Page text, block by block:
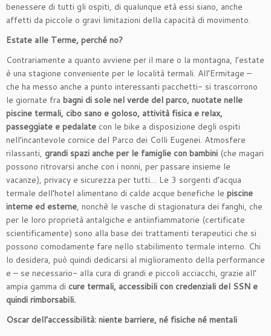
benessere di tutti gli ospiti, di qualunque età essi siano, anche
affetti da piccole o gravi limitazioni della capacità di movimento.
Estate alle Terme, perché no?
Contrariamente a quanto avviene per il mare o la montagna, l’estate
è una stagione conveniente per le località termali. All’Ermitage –
che ha messo anche a punto interessanti pacchetti- si trascorrono
le giornate fra bagni di sole nel verde del parco, nuotate nelle
piscine termali, cibo sano e goloso, attività fisica e relax,
passeggiate e pedalate con le bike a disposizione degli ospiti
nell’incantevole cornice del Parco dei Colli Eugenei. Atmosfere
rilassanti, grandi spazi anche per le famiglie con bambini (che magari
possono ritrovarsi anche con i nonni, per passare insieme le
vacanze), privacy e sicurezza per tutti… Le 3 sorgenti d’acqua
termale dell’hotel alimentano di calde acque benefiche le piscine
interne ed esterne, nonchè le vasche di stagionatura dei fanghi, che
per le loro proprietà antalgiche e antiinfiammatorie (certificate
scientificamente) sono alla base dei trattamenti terapeutici che si
possono comodamente fare nello stabilimento termale interno. Chi
lo desidera, può quindi dedicarsi al miglioramento della performance
e – se necessario- alla cura di grandi e piccoli acciacchi, grazie all’
ampia gamma di cure termali, accessibili con credenziali del SSN e
quindi rimborsabili.
Oscar dell’accessibilità: niente barriere, né fisiche né mentali